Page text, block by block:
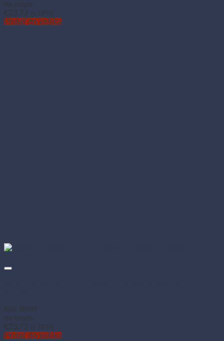
Na sklade
€23.72 (s DPH)
Pridať do košíka
Kód: 88904
Na sklade
€23.72 (s DPH)
Pridať do košíka